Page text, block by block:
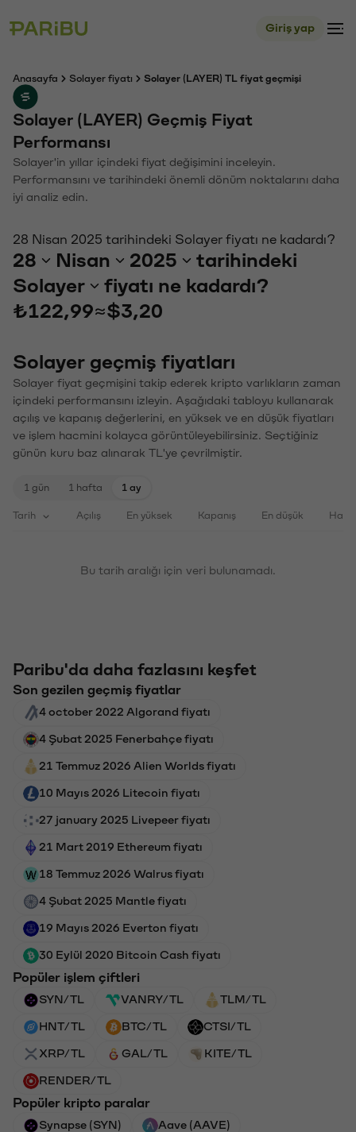
Giriş yap
Anasayfa Solayer fiyatı Solayer (LAYER) TL fiyat geçmişi
Solayer (LAYER) Geçmiş Fiyat
Performansı
Solayer'in yıllar içindeki fiyat değişimini inceleyin.
Performansını ve tarihindeki önemli dönüm noktalarını daha
iyi analiz edin.
28 Nisan 2025 tarihindeki Solayer fiyatı ne kadardı?
28 Nisan 2025
tarihindeki
Solayer
fiyatı ne kadardı?
₺122,99≈$3,20
Solayer geçmiş fiyatları
Solayer fiyat geçmişini takip ederek kripto varlıkların zaman
içindeki performansını izleyin. Aşağıdaki tabloyu kullanarak
açılış ve kapanış değerlerini, en yüksek ve en düşük fiyatları
ve işlem hacmini kolayca görüntüleyebilirsiniz. Seçtiğiniz
günün kuru baz alınarak TL'ye çevrilmiştir.
1 gün 1 hafta 1 ay
Tarih Açılış En yüksek Kapanış En düşük
Bu tarih aralığı için veri bulunamadı.
Paribu'da daha fazlasını keşfet
Son gezilen geçmiş fiyatlar
4 october 2022 Algorand fiyatı
4 Şubat 2025 Fenerbahçe fiyatı
21 Temmuz 2026 Alien Worlds fiyatı
10 Mayıs 2026 Litecoin fiyatı
27 january 2025 Livepeer fiyatı
21 Mart 2019 Ethereum fiyatı
18 Temmuz 2026 Walrus fiyatı
4 Şubat 2025 Mantle fiyatı
19 Mayıs 2026 Everton fiyatı
30 Eylül 2020 Bitcoin Cash fiyatı
Popüler işlem çiftleri
SYN/TL VANRY/TL TLM/TL
HNT/TL BTC/TL CTSI/TL
XRP/TL GAL/TL KITE/TL
RENDER/TL
Popüler kripto paralar
Synapse (SYN) Aave (AAVE)